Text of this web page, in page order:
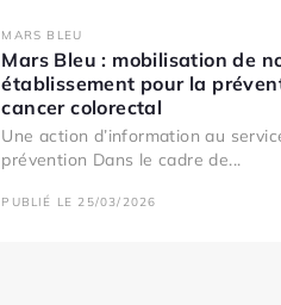
MARS BLEU
Mars Bleu : mobilisation de
établissement pour la
cancer colorectal
Une action d’information au
prévention Dans le cadre de...
PUBLIÉ LE 25/03/2026